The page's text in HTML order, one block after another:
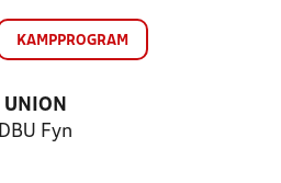
KAMPPROGRAM
UNION
DBU Fyn